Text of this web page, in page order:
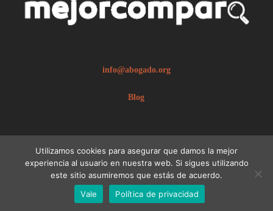
info@abogado.org
Blog
© 2026 abogado.org.Aviso legal
Utilizamos cookies para asegurar que damos la mejor
experiencia al usuario en nuestra web. Si sigues utilizando
este sitio asumiremos que estás de acuerdo.
Vale
Política de privacidad